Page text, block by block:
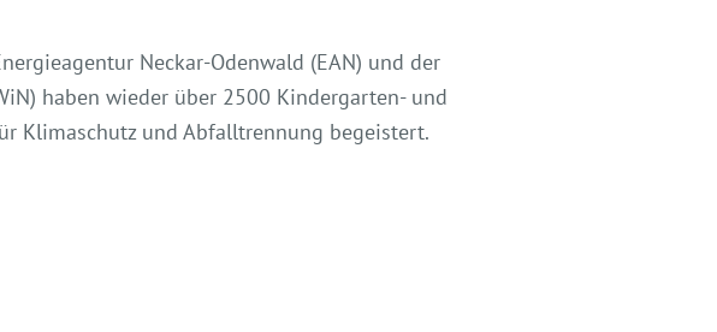
Neckar-Odenwald (EAN) und der
haben wieder über 2500 Kindergarten- und
Klimaschutz und Abfalltrennung begeistert.